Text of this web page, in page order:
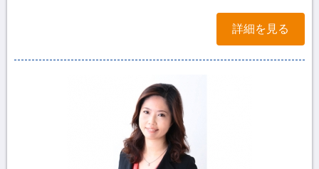
詳細を見る